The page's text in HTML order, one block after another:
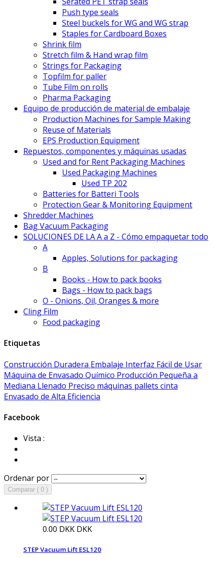
Push type seals
Steel buckels for WG and WG strap
Staples for Cardboard Boxes
Shrink film
Stretch film & Hand wrap film
Strings for Packaging
Topfilm for paller
Tube Film on rolls
Pharma Packaging
Equipo de producción de material de embalaje
Production Machines for Sample Making
Reuse of Materials
EPS Production Equipment
Repuestos, componentes y máquinas usadas
Used and for Rent Packaging Machines
Used Packaging Machines
Used TP 202
Batteries for Batteri Tools
Protection Gear & Monitoring Equipment
Shredder Machines
Bag Vacuum Packaging
SOLUCIONES DE LA A a Z - Cómo empaquetar todo
A
Apples, Solutions for packaging
B
Books - How to pack books
Bags - How to pack bags
O - Onions, Oil, Oranges & more
Cling Film
Food packaging
Etiquetas
Construcción Duradera Embalaje Interfaz Fácil de Usar
Máquina de Envasado Químico Producción Pequeña a
Mediana Llenado Preciso máquinas pallets cinta
Envasado de Alta Eficiencia
Facebook
Vista :
Ordenar por
Comparar ( 0 )
0.00 DKK DKK
STEP Vacuum Lift ESL120